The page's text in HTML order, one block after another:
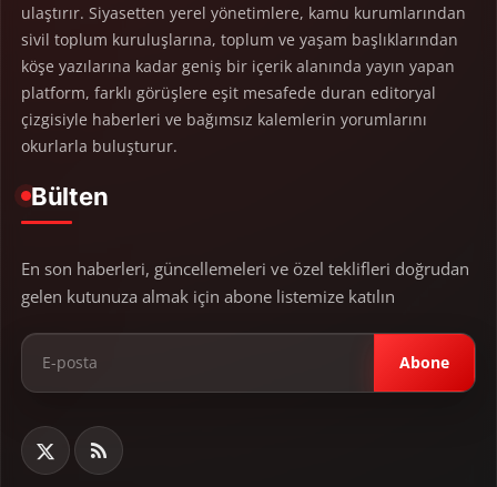
ulaştırır. Siyasetten yerel yönetimlere, kamu kurumlarından
sivil toplum kuruluşlarına, toplum ve yaşam başlıklarından
köşe yazılarına kadar geniş bir içerik alanında yayın yapan
platform, farklı görüşlere eşit mesafede duran editoryal
çizgisiyle haberleri ve bağımsız kalemlerin yorumlarını
okurlarla buluşturur.
Bülten
En son haberleri, güncellemeleri ve özel teklifleri doğrudan
gelen kutunuza almak için abone listemize katılın
Abone